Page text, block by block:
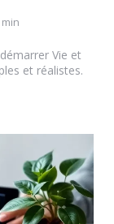
min
Vie et
et réalistes.